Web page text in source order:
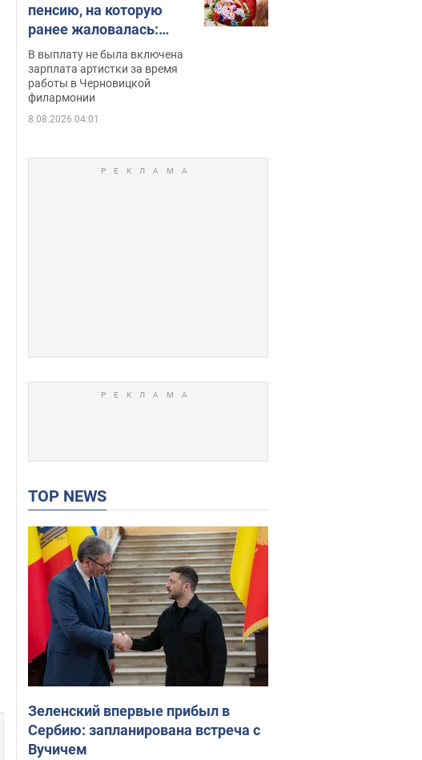
пенсию, на которую
ранее жаловалась:
сколько получала
певица
В выплату не была включена
зарплата артистки за время
работы в Черновицкой
филармонии
8.08.2026 04:01
TOP NEWS
Зеленский впервые прибыл в
Сербию: запланирована встреча с
Вучичем